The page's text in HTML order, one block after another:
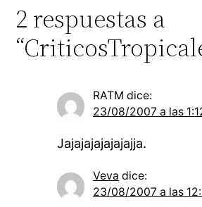
2 respuestas a
RATM dice:
23/08/2007 a las
Jajajajajajajajja.
Veva dice:
23/08/2007 a las